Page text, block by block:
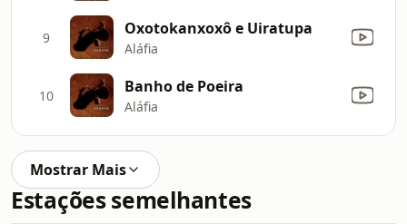
9 Oxotokanxoxô e Uiratupa
Aláfia
10 Banho de Poeira
Aláfia
Mostrar Mais
Estações semelhantes